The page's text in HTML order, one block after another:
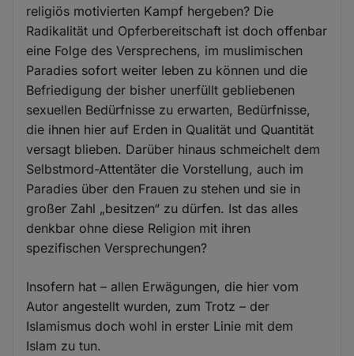
religiös motivierten Kampf hergeben? Die
Radikalität und Opferbereitschaft ist doch offenbar
eine Folge des Versprechens, im muslimischen
Paradies sofort weiter leben zu können und die
Befriedigung der bisher unerfüllt gebliebenen
sexuellen Bedürfnisse zu erwarten, Bedürfnisse,
die ihnen hier auf Erden in Qualität und Quantität
versagt blieben. Darüber hinaus schmeichelt dem
Selbstmord-Attentäter die Vorstellung, auch im
Paradies über den Frauen zu stehen und sie in
großer Zahl „besitzen“ zu dürfen. Ist das alles
denkbar ohne diese Religion mit ihren
spezifischen Versprechungen?
Insofern hat – allen Erwägungen, die hier vom
Autor angestellt wurden, zum Trotz – der
Islamismus doch wohl in erster Linie mit dem
Islam zu tun.